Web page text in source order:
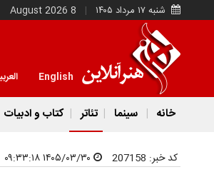
شنبه ۱۷ مرداد ۱۴۰۵ 8 August 2026
English
خانه سینما تئاتر کتاب و ادبیات
کد خبر: 207158